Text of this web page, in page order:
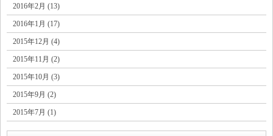
2016年2月 (13)
2016年1月 (17)
2015年12月 (4)
2015年11月 (2)
2015年10月 (3)
2015年9月 (2)
2015年7月 (1)